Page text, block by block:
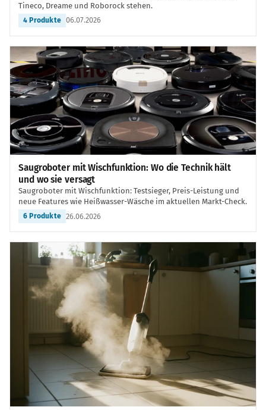
Tineco, Dreame und Roborock stehen.
4 Produkte 06.07.2026
Saugroboter mit Wischfunktion: Wo die Technik hält
und wo sie versagt
Saugroboter mit Wischfunktion: Testsieger, Preis-Leistung und
neue Features wie Heißwasser-Wäsche im aktuellen Markt-Check.
6 Produkte 26.06.2026